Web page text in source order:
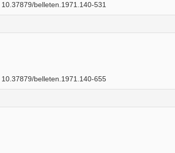
10.37879/belleten.1971.140-531
10.37879/belleten.1971.140-655